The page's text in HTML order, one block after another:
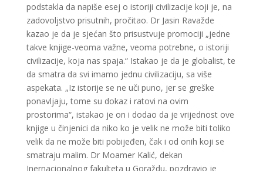
podstakla da napiše esej o istoriji civilizacije koji je, na
zadovolјstvo prisutnih, pročitao. Dr Jasin Ravažde
kazao je da je sjećan što prisustvuje promociji „jedne
takve knjige-veoma važne, veoma potrebne, o istoriji
civilizacije, koja nas spaja.“ Istakao je da je globalist, te
da smatra da svi imamo jednu civilizaciju, sa više
aspekata. „Iz istorije se ne uči puno, jer se greške
ponavljaju, tome su dokaz i ratovi na ovim
prostorima“, istakao je on i dodao da je vrijednost ove
knjige u činjenici da niko ko je velik ne može biti toliko
velik da ne može biti pobijeđen, čak i od onih koji se
smatraju malim. Dr Moamer Kalić, dekan
Inernacionalnog fakulteta u Goraždu, pozdravio je